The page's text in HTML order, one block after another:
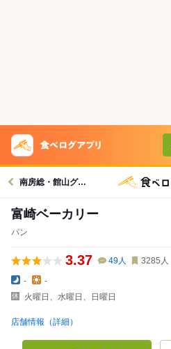
南房総・館山グルメへ
富崎ベーカリー
パン
3.37 49人 3285 人
-
-
火曜日、水曜日、日曜日
店舗情報（詳細）